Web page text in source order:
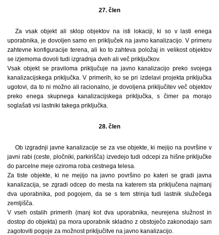
27. člen
Za vsak objekt ali sklop objektov na isti lokaciji, ki so v lasti enega
uporabnika, je dovoljen samo en priključek na javno kanalizacijo. V primeru
zahtevne konfiguracije terena, ali ko to zahteva položaj in velikost objektov
se izjemoma dovoli tudi izgradnja dveh ali več priključkov.
Vsak objekt se praviloma priključuje na javno kanalizacijo preko svojega
kanalizacijskega priključka. V primerih, ko se pri izdelavi projekta priključka
ugotovi, da to ni možno ali racionalno, je dovoljena priključitev več objektov
preko enega skupnega kanalizacijskega priključka, s čimer pa morajo
soglašati vsi lastniki takega priključka.
28. člen
Ob izgradnji javne kanalizacije se za vse objekte, ki mejijo na površine v
javni rabi (ceste, pločniki, parkirišča) izvedejo tudi odcepi za hišne priključke
do parcelne meje oziroma roba cestnega telesa.
Za tiste objekte, ki ne mejijo na javno površino po kateri se gradi javna
kanalizacija, se zgradi odcep do mesta na katerem sta priključena najmanj
dva uporabnika, pod pogojem, da se s tem strinja tudi lastnik služečega
zemljišča.
V vseh ostalih primerih (manj kot dva uporabnika, neurejena služnost in
dostop do objekta) pa mora uporabnik skladno z obstoječo zakonodajo sam
zagotoviti pogoje za možnost priključitve na javno kanalizacijo.